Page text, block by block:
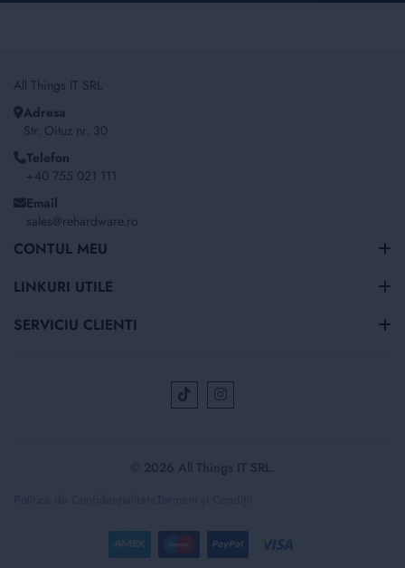
All Things IT SRL
Adresa
Str. Oituz nr. 30
Telefon
+40 755 021 111
Email
sales@rehardware.ro
CONTUL MEU
LINKURI UTILE
SERVICIU CLIENTI
© 2026 All Things IT SRL.